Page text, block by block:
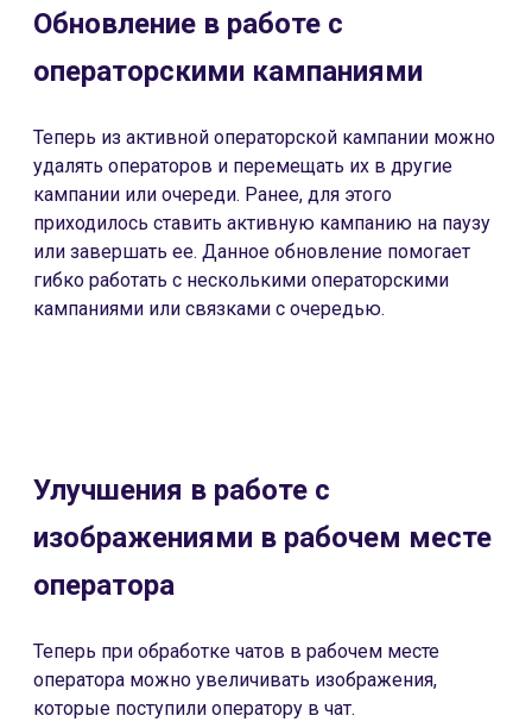
Обновление в работе с
операторскими кампаниями
Теперь из активной операторской кампании можно
удалять операторов и перемещать их в другие
кампании или очереди. Ранее, для этого
приходилось ставить активную кампанию на паузу
или завершать ее. Данное обновление помогает
гибко работать с несколькими операторскими
кампаниями или связками с очередью.
Улучшения в работе с
изображениями в рабочем месте
оператора
Теперь при обработке чатов в рабочем месте
оператора можно увеличивать изображения,
которые поступили оператору в чат.